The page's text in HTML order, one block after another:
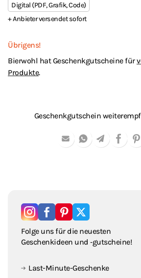
Digital (PDF, Grafik, Code)
+ Anbieter versendet sofort
Übrigens!
Bierwohl hat Geschenkgutscheine für
Produkte.
Geschenkgutschein
Folge uns für die neuesten
Geschenkideen und ‑gutscheine!
Last-Minute-Geschenke